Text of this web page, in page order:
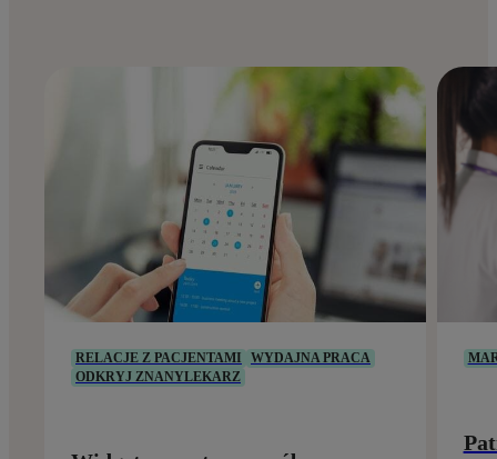
RELACJE Z PACJENTAMI
WYDAJNA PRACA
ODKRYJ ZNANYLEKARZ